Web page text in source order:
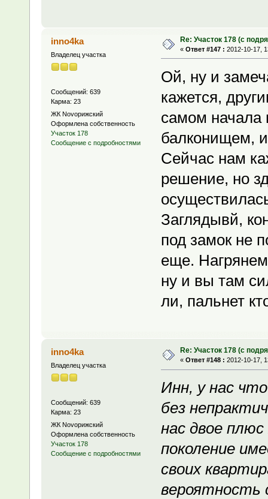
inno4ka
Владелец участка
Сообщений: 639
Карма: 23
ЖК Novoрижский
Оформлена собственность
Участок 178
Сообщение с подробностями
Re: Участок 178 (с
« Ответ #147 : 2012-10-17,
Ой, ну и
кажется,
самом начала
балконищем,
Сейчас нам
решение, но
Заглядывй,
под замок не
еще.
ну и вы там
ли, пальнет
inno4ka
Владелец участка
Сообщений: 639
Карма: 23
ЖК Novoрижский
Оформлена собственность
Участок 178
Сообщение с подробностями
Re: Участок 178 (с
« Ответ #148 : 2012-10-17,
Инн, у нас
без
нас двое
поколение
своих
вероятность